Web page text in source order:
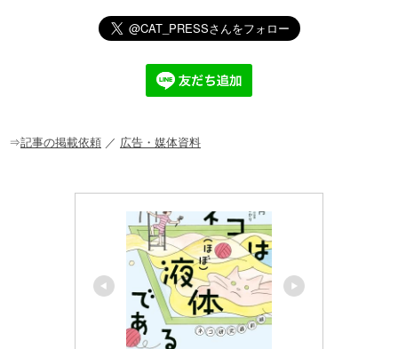
a
c
o
at
e
n
a
o
ck
et
m
ail
有
⇒記事の掲載依頼 ／ 広告・媒体資料